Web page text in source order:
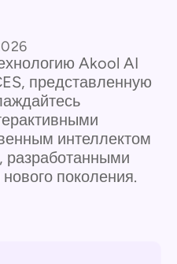
Akool AI
представленную
интеллектом
разработанными
поколения.